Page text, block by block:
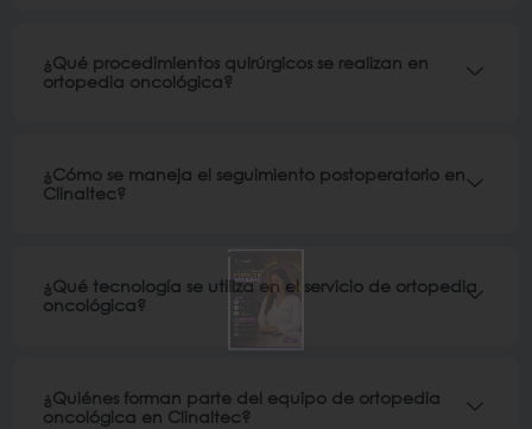
¿Qué procedimientos quirúrgicos se realizan en
ortopedia oncológica?
¿Cómo se maneja el seguimiento postoperatorio en
Clinaltec?
¿Qué tecnología se utiliza en el servicio de ortopedia
oncológica?
¿Quiénes forman parte del equipo de ortopedia
oncológica en Clinaltec?